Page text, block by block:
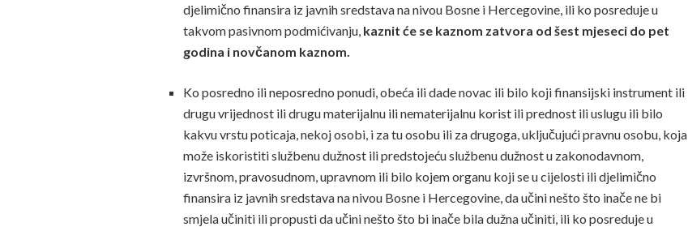
djelimično finansira iz javnih sredstava na nivou Bosne i Hercegovine, ili ko posreduje u
takvom pasivnom podmićivanju, kaznit će se kaznom zatvora od šest mjeseci do pet
godina i novčanom kaznom.
Ko posredno ili neposredno ponudi, obeća ili dade novac ili bilo koji finansijski instrument ili
drugu vrijednost ili drugu materijalnu ili nematerijalnu korist ili prednost ili uslugu ili bilo
kakvu vrstu poticaja, nekoj osobi, i za tu osobu ili za drugoga, uključujući pravnu osobu, koja
može iskoristiti službenu dužnost ili predstojeću službenu dužnost u zakonodavnom,
izvršnom, pravosudnom, upravnom ili bilo kojem organu koji se u cijelosti ili djelimično
finansira iz javnih sredstava na nivou Bosne i Hercegovine, da učini nešto što inače ne bi
smjela učiniti ili propusti da učini nešto što bi inače bila dužna učiniti, ili ko posreduje u